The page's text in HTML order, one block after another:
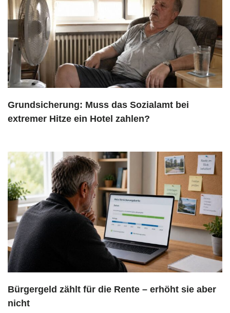
Grundsicherung: Muss das Sozialamt bei
extremer Hitze ein Hotel zahlen?
Bürgergeld zählt für die Rente – erhöht sie aber
nicht